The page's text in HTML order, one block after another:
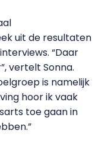
uit de resultaten
“Daar
vertelt Sonna.
is namelijk
hoor ik vaak
toe gaan in